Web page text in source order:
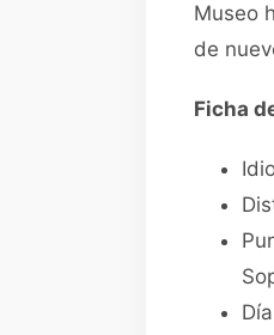
Museo
de
Ficha